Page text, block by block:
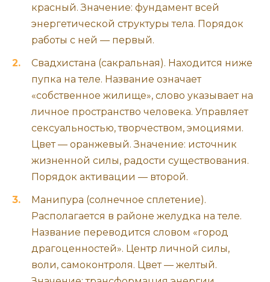
красный. Значение: фундамент всей
энергетической структуры тела. Порядок
работы с ней — первый.
Свадхистана (сакральная). Находится ниже
пупка на теле. Название означает
«собственное жилище», слово указывает на
личное пространство человека. Управляет
сексуальностью, творчеством, эмоциями.
Цвет — оранжевый. Значение: источник
жизненной силы, радости существования.
Порядок активации — второй.
Манипура (солнечное сплетение).
Располагается в районе желудка на теле.
Название переводится словом «город
драгоценностей». Центр личной силы,
воли, самоконтроля. Цвет — желтый.